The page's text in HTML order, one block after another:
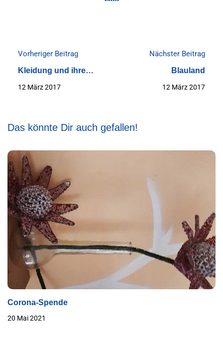
Vorheriger Beitrag
Kleidung und ihre
12 März 2017
Nächster Beitrag
Blauland
12 März 2017
Das könnte Dir auch gefallen!
Corona-Spende
20 Mai 2021